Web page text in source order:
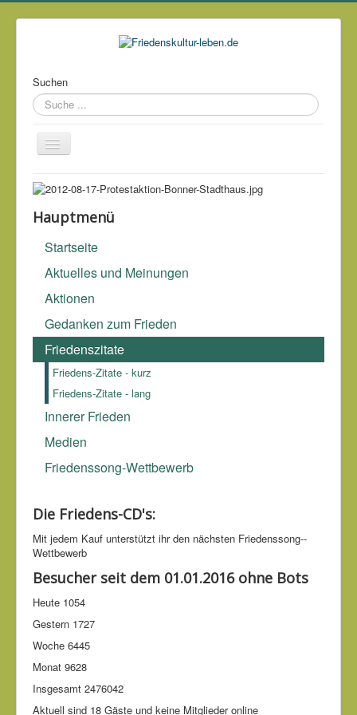
Suchen
Über mich
Kontakt
Links
Archiv
Die Gerechtigkeit ist ohnmächtig ohne die Macht; die
Macht ist tyrannisch ohne die Gerechtigkeit.Blaise Pascal
(1623-1662)
Hauptmenü
Startseite
Aktuelles und Meinungen
Aktionen
Gedanken zum Frieden
Friedenszitate
Friedens-Zitate - kurz
Friedens-Zitate - lang
Innerer Frieden
Medien
Friedenssong-Wettbewerb
Die Friedens-CD's:
Mit jedem Kauf unter­stützt ihr den nächsten Friedens­song-­
Wettbe­werb
Besucher seit dem 01.01.2016 ohne Bots
Heute 1054
Gestern 1727
Woche 6445
Monat 9628
Insgesamt 2476042
Aktuell sind 18 Gäste und keine Mitglieder online